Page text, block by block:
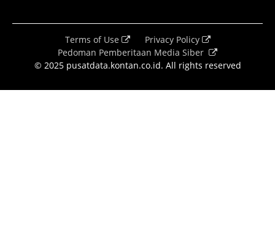
Terms of Use
Privacy Policy
Pedoman Pemberitaan Media Siber
© 2025 pusatdata.kontan.co.id. All rights reserved